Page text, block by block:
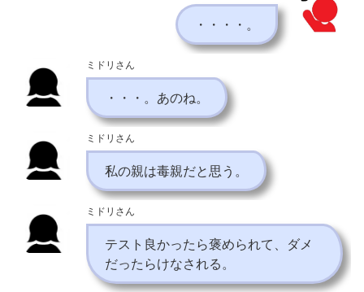
・・・・。
ミドリさん
・・・。あのね。
ミドリさん
私の親は毒親だと思う。
ミドリさん
テスト良かったら褒められて、ダメ
だったらけなされる。